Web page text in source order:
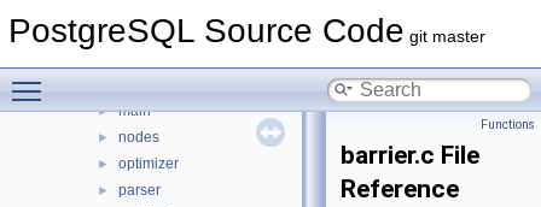
PostgreSQL Source Code git master
► jit
► main
► nodes
► optimizer
► parser
Functions
barrier.c File
Reference